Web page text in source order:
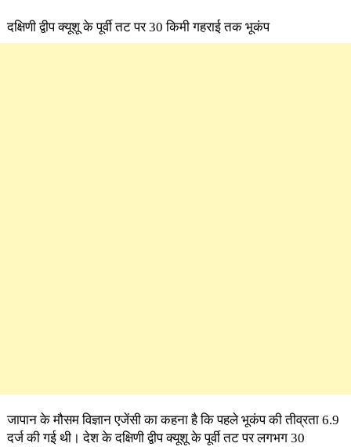
दक्षिणी द्वीप क्यूशू के पूर्वी तट पर 30 किमी गहराई तक भूकंप
जापान के मौसम विज्ञान एजेंसी का कहना है कि पहले भूकंप की तीव्रता 6.9
दर्ज की गई थी। देश के दक्षिणी द्वीप क्यूशू के पूर्वी तट पर लगभग 30